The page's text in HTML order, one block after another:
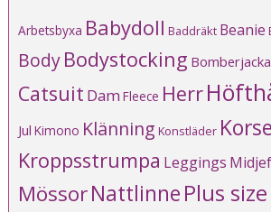
Arbetsbyxa Babydoll Baddräkt Beanie
BodyBodystocking Bomberjacka
Catsuit Dam Fleece Herr
Jul Kimono Klänning Konstläder
Kroppsstrumpa Leggings
MössorNattlinnePlus size